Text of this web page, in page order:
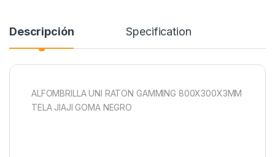
Descripción Specification
ALFOMBRILLA UNI RATON GAMMING 800X300X3MM
TELA JIAJI GOMA NEGRO